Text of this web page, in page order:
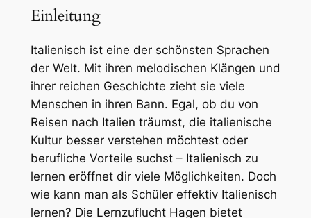
Einleitung
Italienisch ist eine der schönsten Sprachen
der Welt. Mit ihren melodischen Klängen und
ihrer reichen Geschichte zieht sie viele
Menschen in ihren Bann. Egal, ob du von
Reisen nach Italien träumst, die italienische
Kultur besser verstehen möchtest oder
berufliche Vorteile suchst – Italienisch zu
lernen eröffnet dir viele Möglichkeiten. Doch
wie kann man als Schüler effektiv Italienisch
lernen? Die Lernzuflucht Hagen bietet